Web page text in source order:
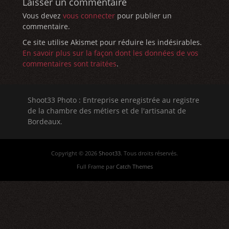
Vous devez vous connecter pour publier un
commentaire.
Ce site utilise Akismet pour réduire les indésirables.
En savoir plus sur la façon dont les données de vos
commentaires sont traitées.
Shoot33 Photo : Entreprise enregistrée au registre
de la chambre des métiers et de l'artisanat de
Bordeaux.
Copyright © 2026 Shoot33. Tous droits réservés.
Full Frame par Catch Themes